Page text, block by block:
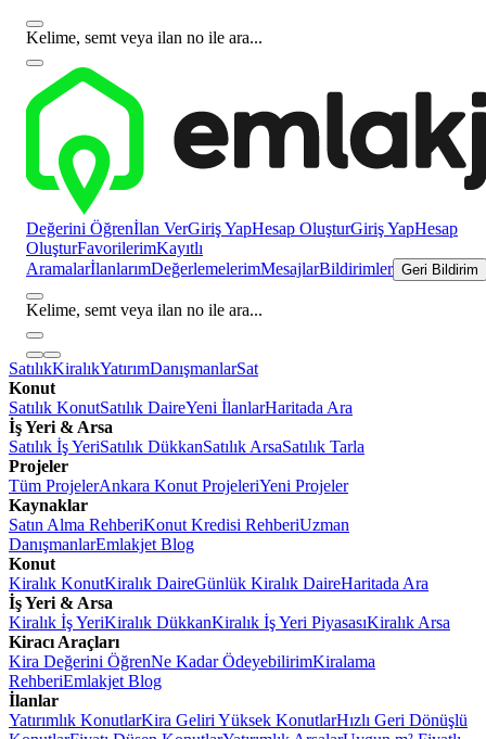
Kelime, semt veya ilan no ile ara...
Değerini Öğrenİlan VerGiriş YapHesap OluşturGiriş YapHesap
OluşturFavorilerimKayıtlı
AramalarİlanlarımDeğerlemelerimMesajlarBildirimler Geri Bildirim
Kelime, semt veya ilan no ile ara...
SatılıkKiralıkYatırımDanışmanlarSat
Konut
Satılık KonutSatılık DaireYeni İlanlarHaritada Ara
İş Yeri & Arsa
Satılık İş YeriSatılık DükkanSatılık ArsaSatılık Tarla
Projeler
Tüm ProjelerAnkara Konut ProjeleriYeni Projeler
Kaynaklar
Satın Alma RehberiKonut Kredisi RehberiUzman
DanışmanlarEmlakjet Blog
Konut
Kiralık KonutKiralık DaireGünlük Kiralık DaireHaritada Ara
İş Yeri & Arsa
Kiralık İş YeriKiralık DükkanKiralık İş Yeri PiyasasıKiralık Arsa
Kiracı Araçları
Kira Değerini ÖğrenNe Kadar ÖdeyebilirimKiralama
RehberiEmlakjet Blog
İlanlar
Yatırımlık KonutlarKira Geliri Yüksek KonutlarHızlı Geri Dönüşlü